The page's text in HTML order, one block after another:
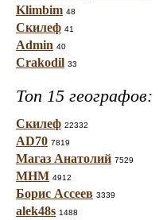
Klimbim 48
Скилеф 41
Admin 40
Crakodil 33
Топ 15 географов:
Скилеф 22332
AD70 7819
Магаз Анатолий 7529
МНМ 4912
Борис Ассеев 3339
alek48s 1488